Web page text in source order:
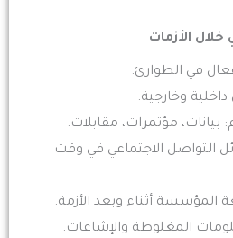
الأزمات
في الطوارئ.
وخارجية.
بيانات، مؤتمرات، مقابلات.
التواصل الاجتماعي في وقت
أثناء وبعد الأزمة.
المغلوطة والإشاعات.